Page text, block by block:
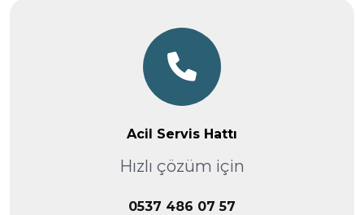
Acil Servis Hattı
Hızlı çözüm için
0537 486 07 57